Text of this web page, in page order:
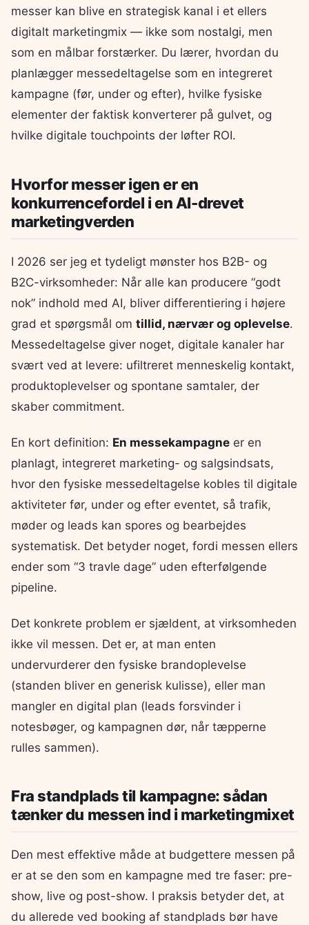
messer kan blive en strategisk kanal i et ellers
digitalt marketingmix — ikke som nostalgi, men
som en målbar forstærker. Du lærer, hvordan du
planlægger messedeltagelse som en integreret
kampagne (før, under og efter), hvilke fysiske
elementer der faktisk konverterer på gulvet, og
hvilke digitale touchpoints der løfter ROI.
Hvorfor messer igen er en
konkurrencefordel i en AI-drevet
marketingverden
I 2026 ser jeg et tydeligt mønster hos B2B- og
B2C-virksomheder: Når alle kan producere “godt
nok” indhold med AI, bliver differentiering i højere
grad et spørgsmål om tillid, nærvær og oplevelse.
Messedeltagelse giver noget, digitale kanaler har
svært ved at levere: ufiltreret menneskelig kontakt,
produktoplevelser og spontane samtaler, der
skaber commitment.
En kort definition: En messekampagne er en
planlagt, integreret marketing- og salgsindsats,
hvor den fysiske messedeltagelse kobles til digitale
aktiviteter før, under og efter eventet, så trafik,
møder og leads kan spores og bearbejdes
systematisk. Det betyder noget, fordi messen ellers
ender som “3 travle dage” uden efterfølgende
pipeline.
Det konkrete problem er sjældent, at virksomheden
ikke vil messen. Det er, at man enten
undervurderer den fysiske brandoplevelse
(standen bliver en generisk kulisse), eller man
mangler en digital plan (leads forsvinder i
notesbøger, og kampagnen dør, når tæpperne
rulles sammen).
Fra standplads til kampagne: sådan
tænker du messen ind i marketingmixet
Den mest effektive måde at budgettere messen på
er at se den som en kampagne med tre faser: pre-
show, live og post-show. I praksis betyder det, at
du allerede ved booking af standplads bør have